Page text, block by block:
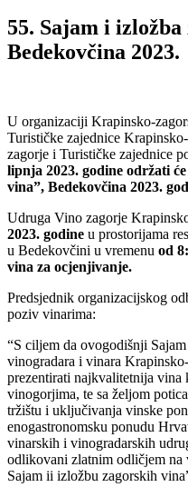
55. Sajam i
Bedekovčina 2023.
U organizaciji Krapinsko-
Turističke zajednice
zagorje i Turističke zajednice
lipnja 2023. godine održati
vina”, Bedekovčina 2023.
Udruga Vino zagorje
2023. godine u prostorijama
u Bedekovčini u vremenu od
vina za ocjenjivanje.
Predsjednik organizacijskog
poziv vinarima:
“S ciljem da ovogodišnji
vinogradara i vinara
prezentirati najkvalitetnija vina
vinogorjima, te sa željom
tržištu i uključivanja vinske
enogastronomsku ponudu
vinarskih i vinogradarskih
odlikovani zlatnim odličjem na
Sajam ii izložbu zagorskih